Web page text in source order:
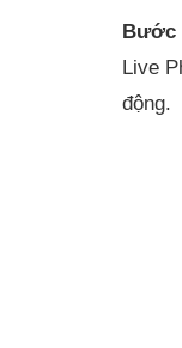
Bước
Live
động.